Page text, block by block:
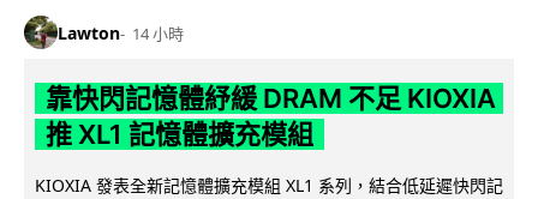
Lawton 14 小時
靠快閃記憶體紓緩 DRAM 不足 KIOXIA
推 XL1 記憶體擴充模組
KIOXIA 發表全新記憶體擴充模組 XL1 系列，結合低延遲快閃記